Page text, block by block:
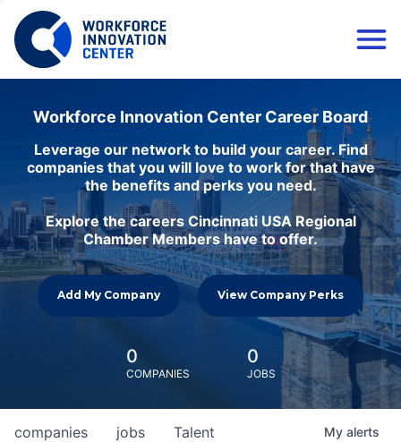
Workforce Innovation Center Career Board
Leverage our network to build your career. Find
companies that you will love to work for that have
the benefits and perks you need.
Explore the careers Cincinnati USA Regional
Chamber Members have to offer.
Add My Company View Company Perks
0
COMPANIES
0
JOBS
jobs
companies Talent My alerts